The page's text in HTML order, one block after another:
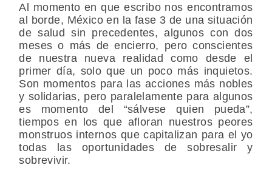
Al momento en que escribo nos encontramos
al borde, México en la fase 3 de una situación
de salud sin precedentes, algunos con dos
meses o más de encierro, peroconscientes
de nuestra nueva realidad como desde el
primer día, solo que un poco más inquietos.
Son momentos para las acciones más nobles
y solidarias, pero paralelamente para algunos
es momento del “sálvese quien pueda”,
tiempos en los que afloran nuestros peores
monstruos internos que capitalizan para el yo
todas las oportunidades de sobresalir y
sobrevivir.